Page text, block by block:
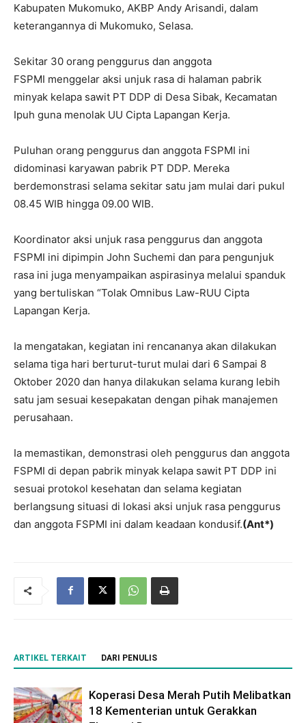
Kabupaten Mukomuko, AKBP Andy Arisandi, dalam
keterangannya di Mukomuko, Selasa.
Sekitar 30 orang penggurus dan anggota
FSPMI menggelar aksi unjuk rasa di halaman pabrik
minyak kelapa sawit PT DDP di Desa Sibak, Kecamatan
Ipuh guna menolak UU Cipta Lapangan Kerja.
Puluhan orang penggurus dan anggota FSPMI ini
didominasi karyawan pabrik PT DDP. Mereka
berdemonstrasi selama sekitar satu jam mulai dari pukul
08.45 WIB hingga 09.00 WIB.
Koordinator aksi unjuk rasa penggurus dan anggota
FSPMI ini dipimpin John Suchemi dan para pengunjuk
rasa ini juga menyampaikan aspirasinya melalui spanduk
yang bertuliskan “Tolak Omnibus Law-RUU Cipta
Lapangan Kerja.
Ia mengatakan, kegiatan ini rencananya akan dilakukan
selama tiga hari berturut-turut mulai dari 6 Sampai 8
Oktober 2020 dan hanya dilakukan selama kurang lebih
satu jam sesuai kesepakatan dengan pihak manajemen
perusahaan.
Ia memastikan, demonstrasi oleh penggurus dan anggota
FSPMI di depan pabrik minyak kelapa sawit PT DDP ini
sesuai protokol kesehatan dan selama kegiatan
berlangsung situasi di lokasi aksi unjuk rasa penggurus
dan anggota FSPMI ini dalam keadaan kondusif.(Ant*)
ARTIKEL TERKAIT DARI PENULIS
Koperasi Desa Merah Putih Melibatkan
18 Kementerian untuk Gerakkan